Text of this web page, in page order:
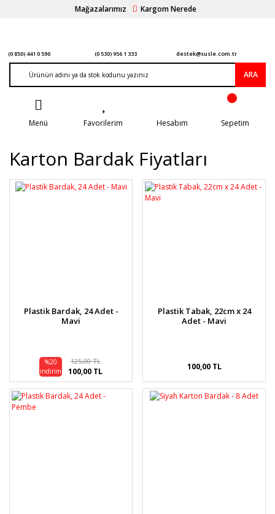
Mağazalarımız Kargom Nerede
(0 850) 441 0 590 (0 530) 956 1 333 destek@susle.com.tr
ARA
Menü Favorilerim Hesabım Sepetim
Karton Bardak Fiyatları
Plastik Bardak, 24 Adet -
Mavi
%20
indirim
125,00 TL
100,00 TL
Plastik Tabak, 22cm x 24
Adet - Mavi
100,00 TL